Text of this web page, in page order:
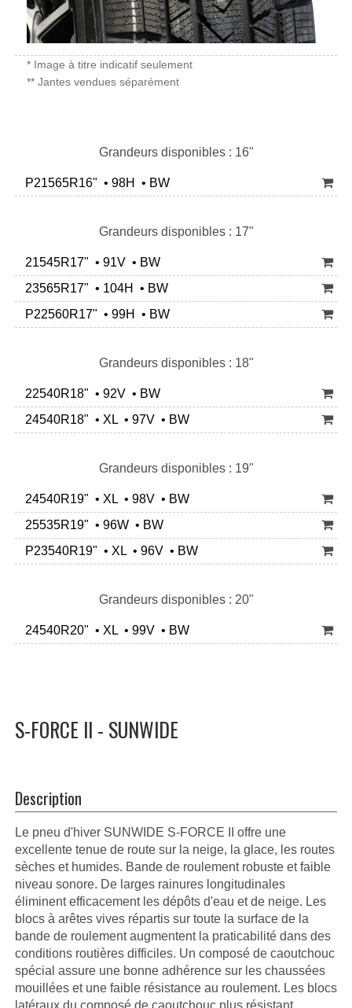
* Image à titre indicatif seulement
** Jantes vendues séparément
Grandeurs disponibles : 16"
P21565R16" • 98H • BW
Grandeurs disponibles : 17"
21545R17" • 91V • BW
23565R17" • 104H • BW
P22560R17" • 99H • BW
Grandeurs disponibles : 18"
22540R18" • 92V • BW
24540R18" • XL • 97V • BW
Grandeurs disponibles : 19"
24540R19" • XL • 98V • BW
25535R19" • 96W • BW
P23540R19" • XL • 96V • BW
Grandeurs disponibles : 20"
24540R20" • XL • 99V • BW
S-FORCE II - SUNWIDE
Description
Le pneu d'hiver SUNWIDE S-FORCE II offre une
excellente tenue de route sur la neige, la glace, les routes
sèches et humides. Bande de roulement robuste et faible
niveau sonore. De larges rainures longitudinales
éliminent efficacement les dépôts d'eau et de neige. Les
blocs à arêtes vives répartis sur toute la surface de la
bande de roulement augmentent la praticabilité dans des
conditions routières difficiles. Un composé de caoutchouc
spécial assure une bonne adhérence sur les chaussées
mouillées et une faible résistance au roulement. Les blocs
latéraux du composé de caoutchouc plus résistant